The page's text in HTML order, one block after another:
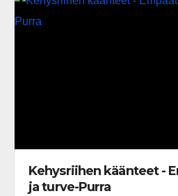
Kehysriihen käänteet -
ja turve-Purra